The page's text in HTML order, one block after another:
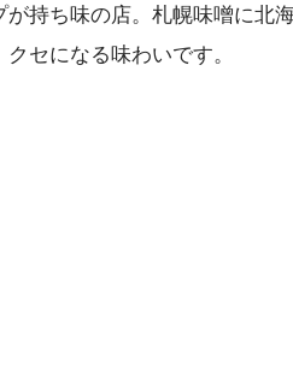
持ち味の店。札幌味噌に北
セになる味わいです。